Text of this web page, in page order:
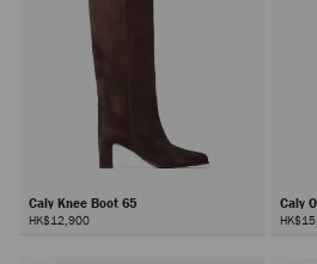
Caly Knee Boot 65
HK$12,900
Caly